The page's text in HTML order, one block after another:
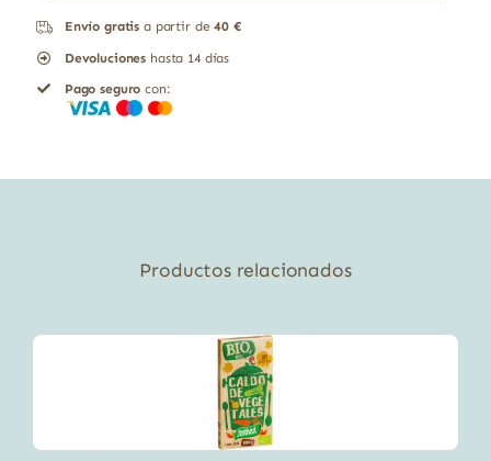
Envío gratis a partir de40 €
Devoluciones hasta 14 días
Pago seguro con:
Productos relacionados